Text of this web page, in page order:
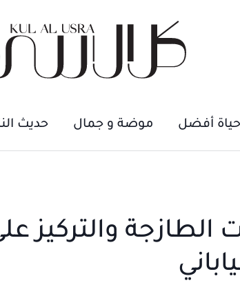
حياة أفضل موضة و جمال حديث
الطازجة والتركيز